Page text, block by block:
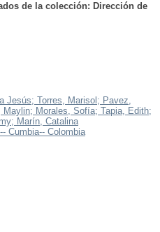
de la colección: Dirección de
Jesús; Torres, Marisol; Pavez,
Maylin; Morales, Sofía; Tapia, Edith;
Marín, Catalina
Cumbia-- Colombia